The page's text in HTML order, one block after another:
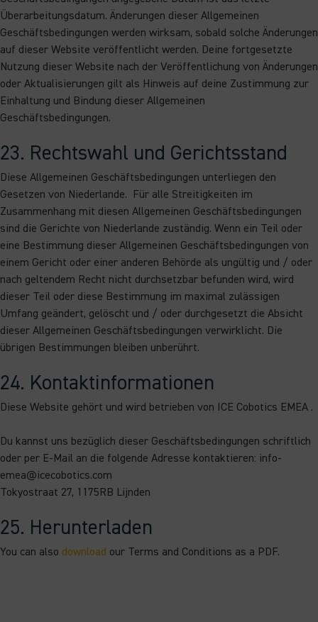
Überarbeitungsdatum. Änderungen dieser Allgemeinen
Geschäftsbedingungen werden wirksam, sobald solche Änderungen
auf dieser Website veröffentlicht werden. Deine fortgesetzte
Nutzung dieser Website nach der Veröffentlichung von Änderungen
oder Aktualisierungen gilt als Hinweis auf deine Zustimmung zur
Einhaltung und Bindung dieser Allgemeinen
Geschäftsbedingungen.
23. Rechtswahl und Gerichtsstand
Diese Allgemeinen Geschäftsbedingungen unterliegen den
Gesetzen von Niederlande. Für alle Streitigkeiten im
Zusammenhang mit diesen Allgemeinen Geschäftsbedingungen
sind die Gerichte von Niederlande zuständig. Wenn ein Teil oder
eine Bestimmung dieser Allgemeinen Geschäftsbedingungen von
einem Gericht oder einer anderen Behörde als ungültig und / oder
nach geltendem Recht nicht durchsetzbar befunden wird, wird
dieser Teil oder diese Bestimmung im maximal zulässigen
Umfang geändert, gelöscht und / oder durchgesetzt die Absicht
dieser Allgemeinen Geschäftsbedingungen verwirklicht. Die
übrigen Bestimmungen bleiben unberührt.
24. Kontaktinformationen
Diese Website gehört und wird betrieben von ICE Cobotics EMEA .
Du kannst uns bezüglich dieser Geschäftsbedingungen schriftlich
oder per E-Mail an die folgende Adresse kontaktieren: info-
emea@icecobotics.com
Tokyostraat 27, 1175RB Lijnden
25. Herunterladen
You can also download our Terms and Conditions as a PDF.